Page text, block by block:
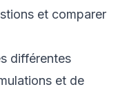
et comparer
différentes
et de